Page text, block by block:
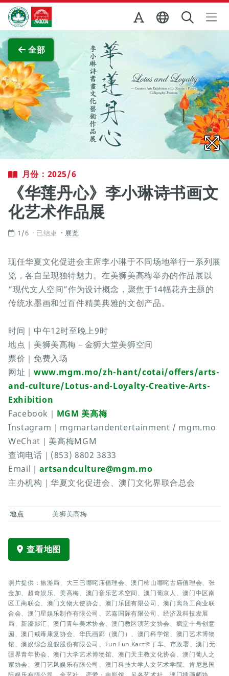
跳至主内容
澳门特别行政区政府旅游局
全部
月份：2025/6
《华莲丹心》李小琳诗书画文
化艺术作品展
1/6 已结束 展览
现任华夏文化促进会主席李小琳于不同场地举行一系列展
览，各自呈现独特魅力。在美狮美高梅举办的作品展以
“现代文人空间”作为设计概念，聚焦于14幅花卉主题的
传统水墨画和过百件精美典雅的文创产品。
时间｜中午12时至晚上9时
地点｜美狮美高梅－金狮大堂美狮空间
票价｜免费入场
网址｜ www.mgm.mo/zh-hant/cotai/offers/arts-
and-culture/Lotus-and-Loyalty-Creative-Arts-
Exhibition
Facebook｜ MGM 美高梅
Instagram｜mgmartandentertainment / mgm.mo
WeChat｜美高梅MGM
查询电话｜(853) 8802 3833
Email｜ artsandculture@mgm.mo
主办机构｜华夏文化促进会、澳门文化界联合总会
地点 美狮美高梅
查看地图
照片提供：旅游局、大三巴哪咤庙值理会、澳门柿山哪咤古庙值理会、张
金加、超奇娱乐、美高梅、澳门音乐艺术空间、澳门葡京人、澳门中区南
区工商联会、澳门文物大使协会、澳门乐团有限公司、澳门离岛工商业联
合会、澳门星娱乐制作有限公司、艺嘉国际有限公司、经济及科技发展
局、新濠影汇、澳门青年美术协会、澳门教区演艺文协会、疯堂十号创意
园、澳门戒毒康复协会、华氏画廊（澳门）、澳门科学馆、澳门艺术博物
馆、澳娱综合度假股份有限公司、Fun Fun Kart卡丁车、市政署、澳门无
疆界青年协会、澳门大学艺术博物馆、澳门天主教文化协会、澳门葡人之
家协会、澳门艺风娱乐有限公司、澳门科技大学人文艺术学院、肯尼思国